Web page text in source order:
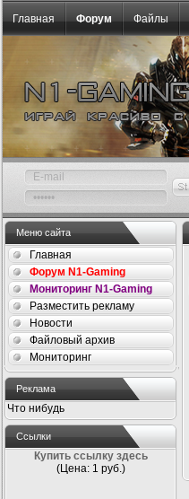
Главная Форум Файлы
Меню сайта
Главная
Форум N1-Gaming
Мониторинг N1-Gaming
Разместить рекламу
Новости
Файловый архив
Мониторинг
Реклама
Что нибудь
Ссылки
Купить ссылку здесь
(Цена: 1 руб.)